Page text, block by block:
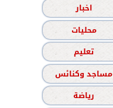
اخبار
محليات
تعليم
مساجد وكنائس
رياضة